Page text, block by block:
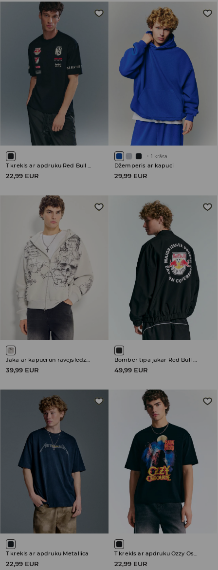
T krekls ar apdruku Red Bull Major League Soccer
22,99 EUR
+ 1 krāsa
Džemperis ar kapuci
29,99 EUR
39,99 EUR 49,99 EUR
T krekls ar apdruku Metallica
22,99 EUR
T krekls ar apdruku Ozzy Osbourne
22,99 EUR